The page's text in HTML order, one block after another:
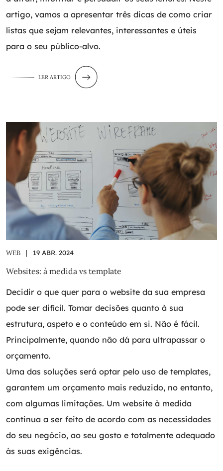
artigo, vamos a apresentar três dicas de como criar
listas que sejam relevantes, interessantes e úteis
para o seu público-alvo.
LER ARTIGO
WEB | 19 ABR. 2024
Websites: à medida vs template
Decidir o que quer para o website da sua empresa
pode ser difícil. Tomar decisões quanto à sua
estrutura, aspeto e o conteúdo em si. Não é fácil.
Principalmente, quando não dá para ultrapassar o
orçamento.
Uma das soluções será optar pelo uso de templates,
garantem um orçamento mais reduzido, no entanto,
com algumas limitações. Um website à medida
continua a ser feito de acordo com as necessidades
do seu negócio, ao seu gosto e totalmente adequado
às suas exigências.